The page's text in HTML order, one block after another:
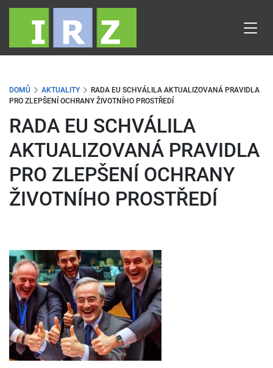
Přejít
obsahu
DOMŮ AKTUALITY
RADA EU SCHVÁLILA AKTUALIZOVANÁ PRAVIDLA
PRO ZLEPŠENÍ OCHRANY ŽIVOTNÍHO PROSTŘEDÍ
RADA EU SCHVÁLILA
AKTUALIZOVANÁ PRAVIDLA
PRO ZLEPŠENÍ OCHRANY
ŽIVOTNÍHO PROSTŘEDÍ
Obrázek